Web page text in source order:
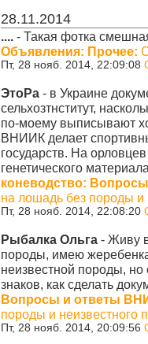
28.11.2014
.... - Такая фотка
Объявления: Прочее:
Пт, 28 нояб. 2014, 22:09:08
ЭтоРа - в Украине
сельхозтнститут,
по-моему выписывают
ВНИИК делает
государств. На
генетического
коневодство:
на лошадь без породы и
Пт, 28 нояб. 2014, 22:08:20
Рыбалка Ольга - Живу
породы, имею
неизвестной породы,
знаков, как сделать
Вопросы и ответы
породы и неизвестного
Пт, 28 нояб. 2014, 20:09:56